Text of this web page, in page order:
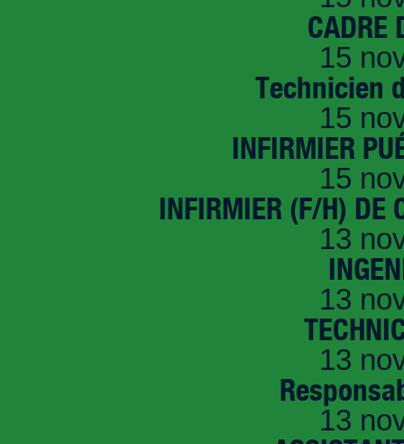
CADRE
15
Technicien
15
INFIRMIER
15
INFIRMIER (F/H) DE
13
13
13
13